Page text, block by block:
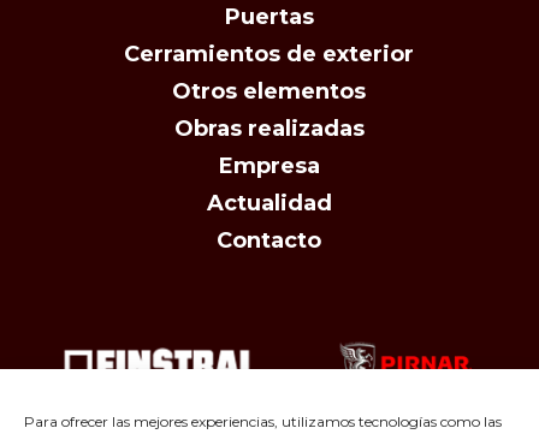
Para ofrecer las mejores experiencias, utilizamos tecnologías como las
Puertas
Cerramientos de exterior
Otros elementos
Obras realizadas
Empresa
Actualidad
Contacto